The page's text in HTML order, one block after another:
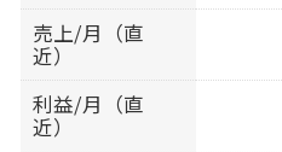
売上/月（直
近）
利益/月（直
近）